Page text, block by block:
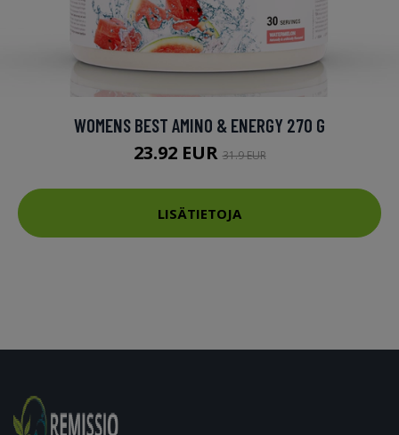
WOMENS BEST AMINO & ENERGY 270 G
23.92 EUR31.9 EUR
LISÄTIETOJA